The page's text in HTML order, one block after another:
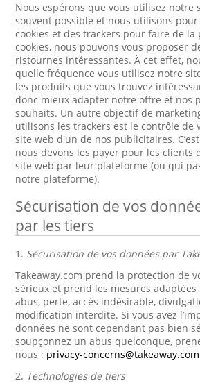
Nous espérons que vous utilisez notre
souvent possible et nous utilisons
cookies et des trackers pour faire de la
cookies, nous pouvons vous proposer
ristournes intéressantes. À cet effet,
quelle fréquence vous utilisez notre
les produits que vous trouvez
donc mieux adapter notre offre et nos
souhaits. Un autre objectif de
utilisons les trackers est le contrôle de
site web d'un de nos publicitaires.
nous devons les payer pour les clients
site web par leur plateforme (ou qui
notre plateforme).
Sécurisation de vos
par les tiers
1. Sécurisation de vos données par
Takeaway.com prend la protection de
sérieux et prend les mesures
abus, perte, accès indésirable,
modification interdite. Si vous avez
données ne sont cependant pas bien
soupçonnez un abus quelconque,
nous : privacy-concerns@takeaway.com
2. Technologies de tiers